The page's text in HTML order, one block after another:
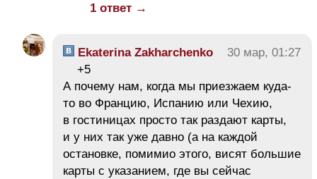
1 ответ →
Ekaterina Zakharchenko
30 мар, 01:27
+5
А почему нам, когда мы приезжаем куда-
то во Францию, Испанию или Чехию,
в гостиницах просто так раздают карты,
и у них так уже давно (а на каждой
остановке, помимио этого, висят большие
карты с указанием, где вы сейчас